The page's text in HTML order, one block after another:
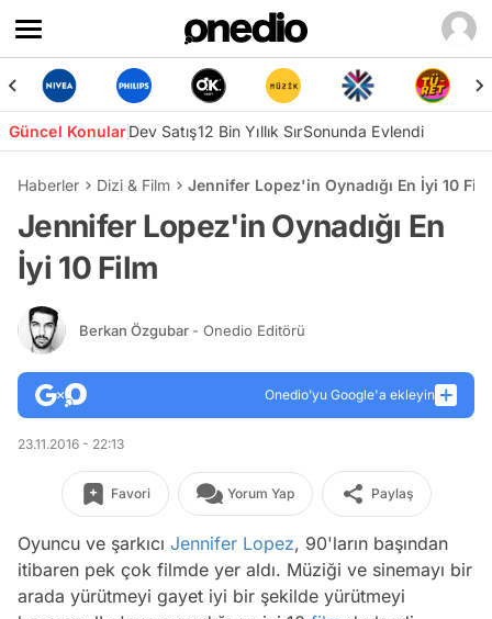
Güncel KonularDev Satış12 Bin Yıllık SırSonunda Evlendi
Haberler Dizi & Film Jennifer Lopez'in Oynadığı En İyi 10
Jennifer Lopez'in Oynadığı En
İyi 10 Film
Berkan Özgubar - Onedio Editörü
Onedio’yu Google'a ekleyin
23.11.2016 - 22:13
Favori Yorum Yap Paylaş
Oyuncu ve şarkıcı Jennifer Lopez, 90'ların başından
itibaren pek çok filmde yer aldı. Müziği ve sinemayı bir
arada yürütmeyi gayet iyi bir şekilde yürütmeyi